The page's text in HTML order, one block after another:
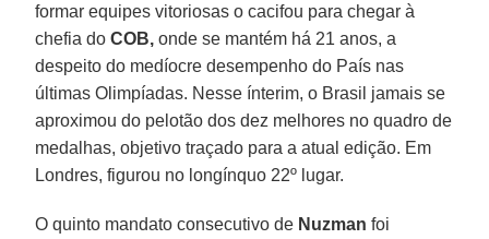
formar equipes vitoriosas o cacifou para chegar à
chefia doCOB, onde se mantém há 21 anos, a
despeito do medíocre desempenho do País nas
últimas Olimpíadas. Nesse ínterim, o Brasil jamais se
aproximou do pelotão dos dez melhores no quadro de
medalhas, objetivo traçado para a atual edição. Em
Londres, figurou no longínquo 22º lugar.
O quinto mandato consecutivo de Nuzman foi